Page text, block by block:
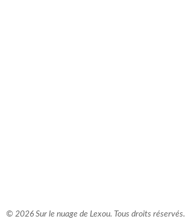
© 2026 Sur le nuage de Lexou. Tous droits réservés.